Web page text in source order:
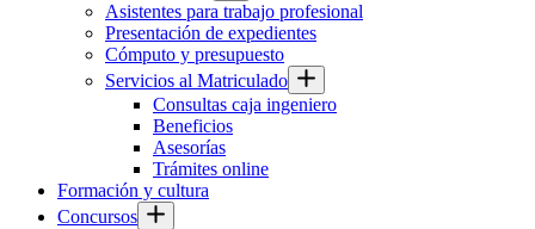
Asistentes para trabajo profesional
Presentación de expedientes
Cómputo y presupuesto
Servicios al Matriculado
Consultas caja ingeniero
Beneficios
Asesorías
Trámites online
Formación y cultura
Concursos